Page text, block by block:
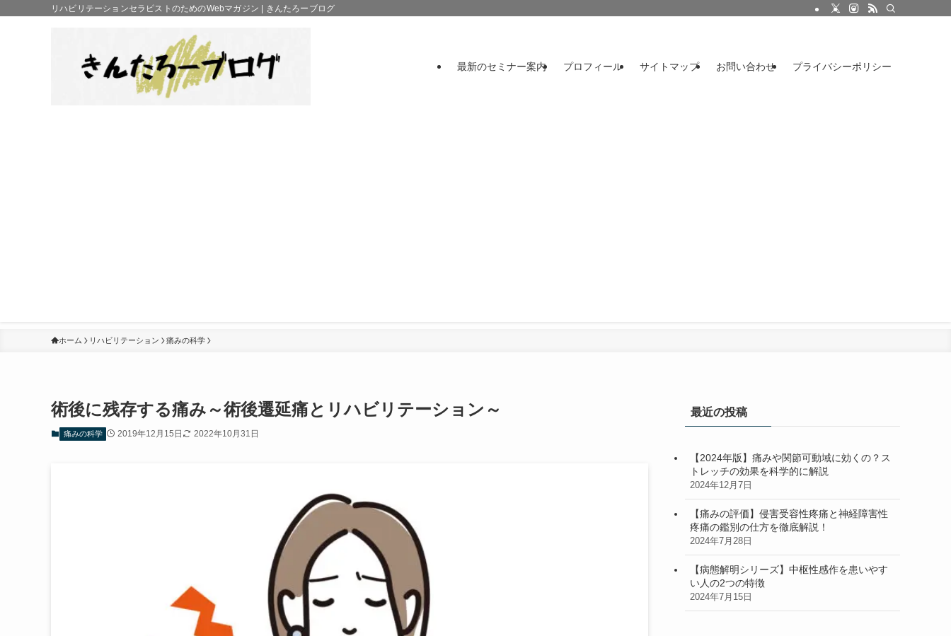
リハビリテーションセラピストのためのWebマガジン | きんたろーブログ
最新のセミナー案内 プロフィール サイトマップ お問い合わせ プライバシーポリシー
ホーム リハビリテーション 痛みの科学
術後に残存する痛み～術後遷延痛とリハビリテーション～
痛みの科学 2019年12月15日 2022年10月31日
最近の投稿
【2024年版】痛みや関節可動域に効くの？ス
トレッチの効果を科学的に解説
2024年12月7日
【痛みの評価】侵害受容性疼痛と神経障害性
疼痛の鑑別の仕方を徹底解説！
2024年7月28日
【病態解明シリーズ】中枢性感作を患いやす
い人の2つの特徴
2024年7月15日